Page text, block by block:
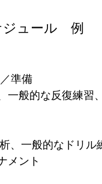
ュール　例
準備
一般的な反復練習
、一般的なドリ
メント